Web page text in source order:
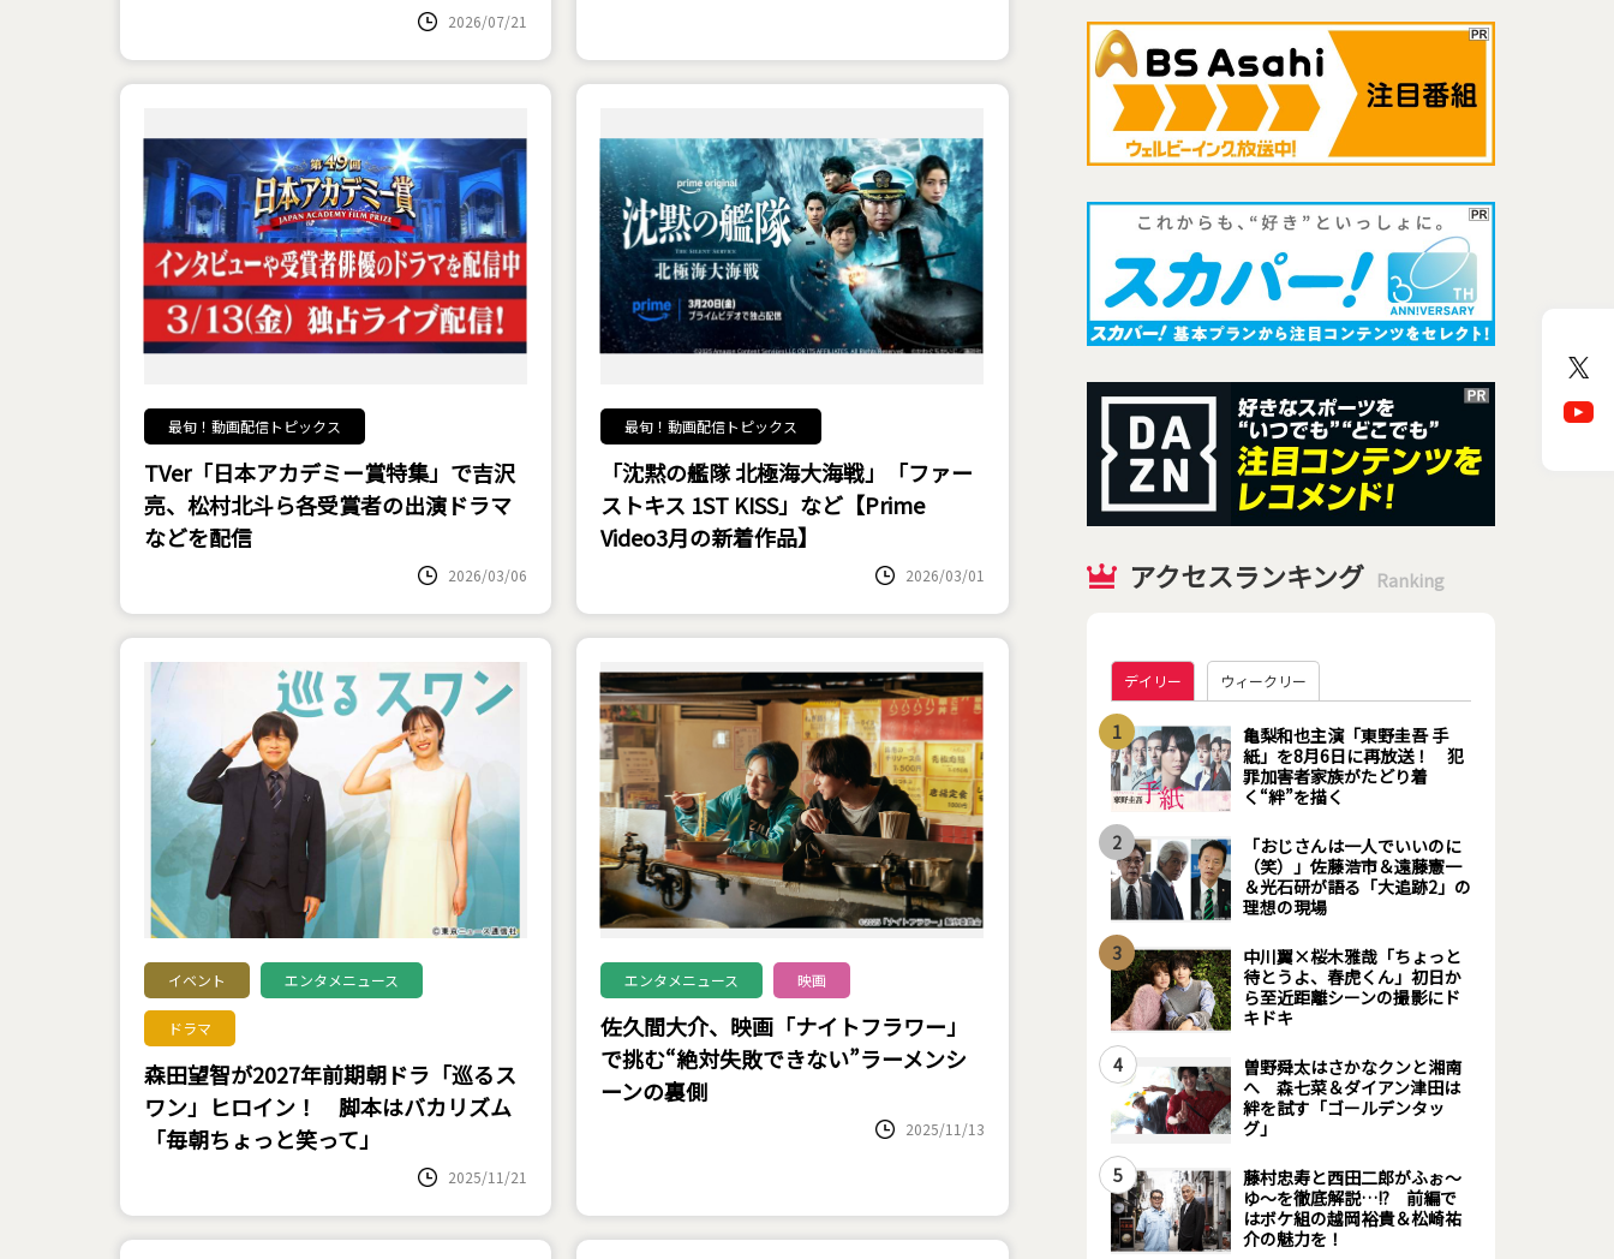
2026/07/21
最旬！動画配信トピックス
TVer「日本アカデミー賞特集」で吉沢
亮、松村北斗ら各受賞者の出演ドラマ
などを配信
2026/03/06
最旬！動画配信トピックス
「沈黙の艦隊 北極海大海戦」「ファー
ストキス 1ST KISS」など【Prime
Video3月の新着作品】
2026/03/01
イベント エンタメニュース
ドラマ
森田望智が2027年前期朝ドラ「巡るス
ワン」ヒロイン！ 脚本はバカリズム
「毎朝ちょっと笑って」
2025/11/21
エンタメニュース 映画
佐久間大介、映画「ナイトフラワー」
で挑む“絶対失敗できない”ラーメンシ
ーンの裏側
2025/11/13
アクセスランキング Ranking
デイリー ウィークリー
1
亀梨和也主演「東野圭吾 手
紙」を8月6日に再放送！ 犯
罪加害者家族がたどり着
く“絆”を描く
2
「おじさんは一人でいいのに
（笑）」佐藤浩市＆遠藤憲一
＆光石研が語る「大追跡2」の
理想の現場
3
中川翼×桜木雅哉「ちょっと
待とうよ、春虎くん」初日か
ら至近距離シーンの撮影にド
キドキ
4
曽野舜太はさかなクンと湘南
へ 森七菜＆ダイアン津田は
絆を試す「ゴールデンタッ
グ」
5
藤村忠寿と西田二郎がふぉ～
ゆ～を徹底解説…!? 前編で
はボケ組の越岡裕貴＆松崎祐
介の魅力を！